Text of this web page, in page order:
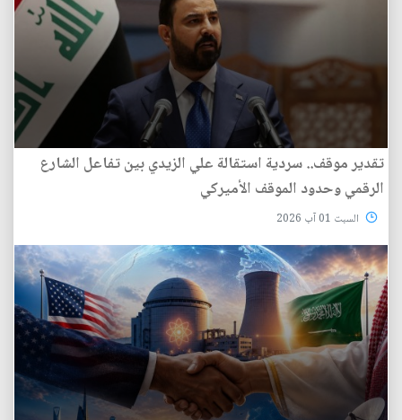
تقدير موقف.. سردية استقالة علي الزيدي بين تفاعل الشارع
الرقمي وحدود الموقف الأميركي
السبت 01 آب 2026